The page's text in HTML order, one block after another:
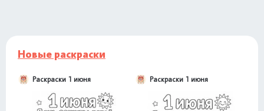
Новые раскраски
Раскраски 1 июня Раскраски 1 июня